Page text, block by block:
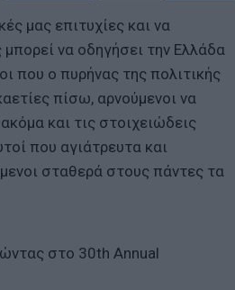
μας επιτυχίες και να
να οδηγήσει την Ελλάδα
που ο πυρήνας της πολιτικής
πίσω, αρνούμενοι να
και τις στοιχειώδεις
που αγιάτρευτα και
σταθερά στους πάντες τα
στο 30th Annual